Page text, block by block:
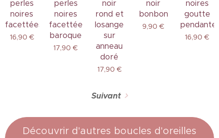
perles
noires
facettées
16,90 €
perles
noires
facettées
baroque
17,90 €
noir
rond et
losange
sur
anneau
doré
17,90 €
noir
bonbon
9,90 €
noires
goutte
pendante
16,90 €
Suivant
Découvrir d'autres boucles d'oreilles